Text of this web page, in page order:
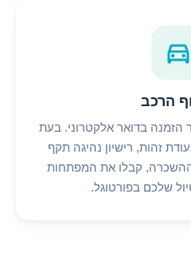
directions_car
הרכב
הזמנה בדואר אלקטרוני. בעת
זהות, רישיון נהיגה תקף
קבלו את המפתחות
שלכם בפורטוגל.